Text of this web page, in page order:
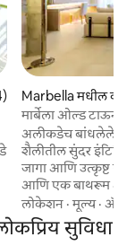
रेटिंग, 194 रिव्ह्यूज
Marbella मधील काँडो
मार्बेला ओल्ड
लुन...
अलीकडेच बांधलेले
शैलीतील सुंदर
जागा आणि उत्कृष्ट गुण आहेत.
आणि एक बाथरूम आहे
जोडण्याची शक्यता
मजल्यावर स्थित,
ज्यामुळे ते खूप उज्ज्वल बनते. हे लॉफ्ट
लोकेशन ·मूल्य·
सुविधा